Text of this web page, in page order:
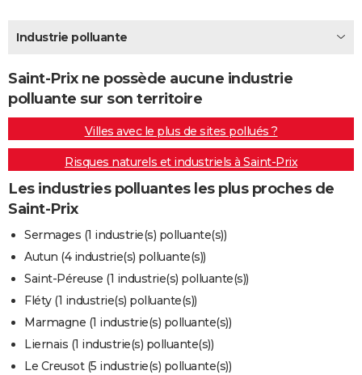
BONS PLANS
CARTE DE VOEUX
Carte de Noël
Carte Bonne année
Carte Saint-Valentin
Carte Pâques
Carte d'anniversaire
DICTIONNAIRE
Dictionnaire
Biographies
Citations
Expressions
Proverbes
PROGRAMME TV
COPAINS D'AVANT
Se connecter
Entreprises
Service militaire
Avis de recherche
AVIS DE DÉCÈS
FORUM
Bricolage
Lifestyle
Culture
Television
Voyage
Industrie polluante
Saint-Prix ne possède aucune industrie
polluante sur son territoire
Villes avec le plus de sites pollués ?
Risques naturels et industriels à Saint-Prix
Les industries polluantes les plus proches de
Saint-Prix
Sermages (1 industrie(s) polluante(s))
Autun (4 industrie(s) polluante(s))
Saint-Péreuse (1 industrie(s) polluante(s))
Fléty (1 industrie(s) polluante(s))
Marmagne (1 industrie(s) polluante(s))
Liernais (1 industrie(s) polluante(s))
Le Creusot (5 industrie(s) polluante(s))